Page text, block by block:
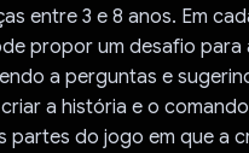
entre 3 e 8 anos. Em
propor um desafio para
a perguntas e
a história e o
partes do jogo em que a